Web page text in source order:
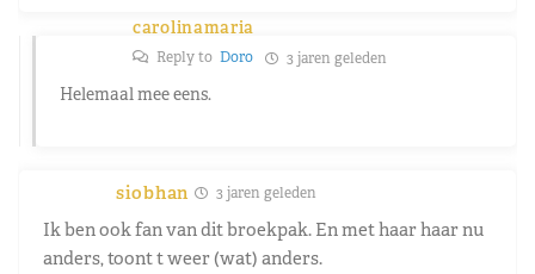
carolinamaria
Reply to Doro 3 jaren geleden
Helemaal mee eens.
siobhan 3 jaren geleden
Ik ben ook fan van dit broekpak. En met haar haar nu
anders, toont t weer (wat) anders.